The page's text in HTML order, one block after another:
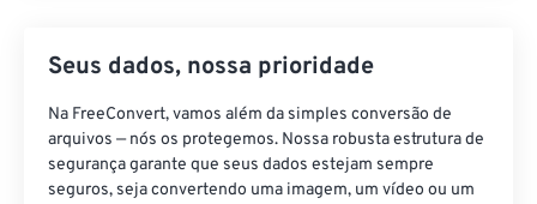
Seus dados, nossa prioridade
Na FreeConvert, vamos além da simples conversão de
arquivos — nós os protegemos. Nossa robusta estrutura de
segurança garante que seus dados estejam sempre
seguros, seja convertendo uma imagem, um vídeo ou um